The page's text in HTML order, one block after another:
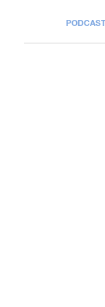
PODCAST